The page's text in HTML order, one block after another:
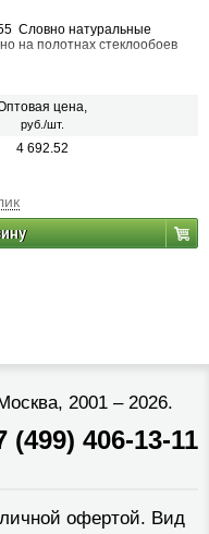
Словно натуральные
на полотнах стеклообоев
цена,
руб./шт.
4 692.52
2001 – 2026.
(499) 406-13-11
офертой. Вид